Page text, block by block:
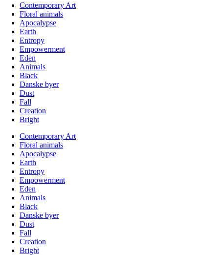
Contemporary Art
Floral animals
Apocalypse
Earth
Entropy
Empowerment
Eden
Animals
Black
Danske byer
Dust
Fall
Creation
Bright
Contemporary Art
Floral animals
Apocalypse
Earth
Entropy
Empowerment
Eden
Animals
Black
Danske byer
Dust
Fall
Creation
Bright